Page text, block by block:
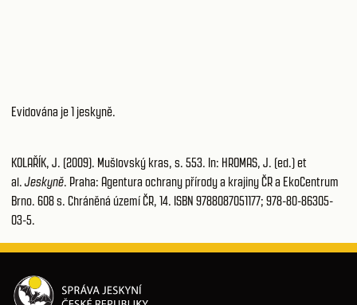
Evidována je 1 jeskyně.
KOLAŘÍK, J. (2009). Mušlovský kras, s. 553. In: HROMAS, J. (ed.) et
al.Jeskyně. Praha: Agentura ochrany přírody a krajiny ČR a EkoCentrum
Brno. 608 s. Chráněná území ČR, 14. ISBN 9788087051177; 978-80-86305-
03-5.